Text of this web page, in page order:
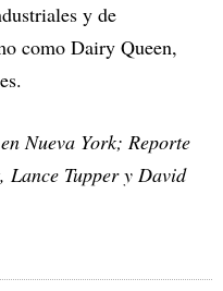
y de
como Dairy Queen,
Nueva York; Reporte
Lance Tupper y David